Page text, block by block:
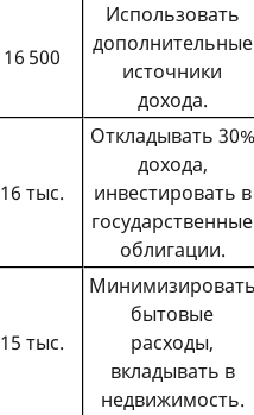
16 500
Использовать
дополнительные
источники
дохода.
16 тыс.
Откладывать 30%
дохода,
инвестировать в
государственные
облигации.
15 тыс.
бытовые
расходы,
вкладывать в
недвижимость.